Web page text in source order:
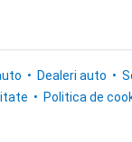
Dealeri auto
Politica de